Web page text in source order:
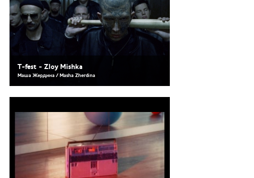
T-fest - Zloy Mishka
Маша Жердина / Masha Zherdina